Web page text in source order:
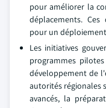
pour améliorer la
déplacements.
pour un
Les initiatives
programmes
développement de
autorités régionales
avancés, la